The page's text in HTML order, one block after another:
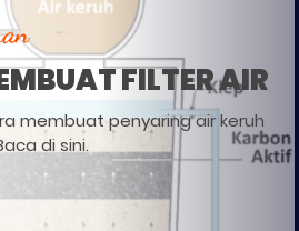
FILTER AIR
membuat penyaring air keruh
di sini.